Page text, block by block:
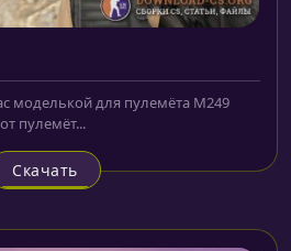
моделькой для пулемёта M249
пулемёт...
Скачать